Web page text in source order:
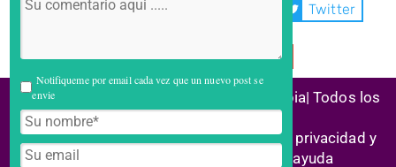
Notifiqueme por email cada vez que un nuevo post se
envie
WhatsApp Twitter
Telegram Email
(C) 2026 Alianza Reconstrucción Colombia| Todos los
derechos reservados
Historias de éxito | Marco legal |Política privacidad y
cookies
| Enlaces aliados | Centro ayuda